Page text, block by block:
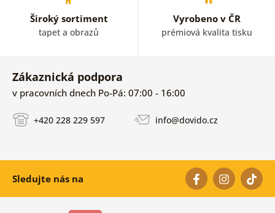
Široký sortiment
tapet a obrazů
Vyrobeno v ČR
prémiová kvalita tisku
Zákaznická podpora
v pracovních dnech Po-Pá: 07:00 - 16:00
+420 228 229 597 info@dovido.cz
Sledujte nás na